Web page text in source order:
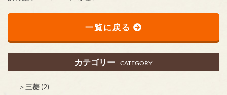
一覧に戻る
カテゴリー CATEGORY
三菱 (2)